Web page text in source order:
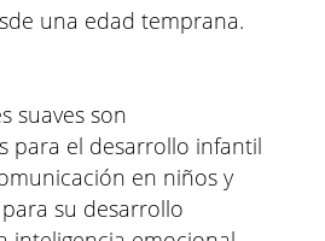
una edad temprana.
suaves son
para el desarrollo infantil
en niños y
su desarrollo